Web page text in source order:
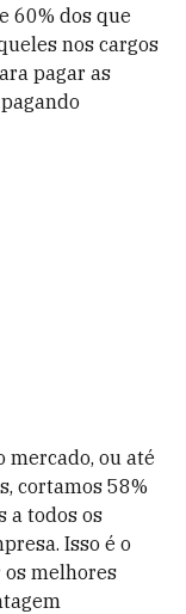
60% dos que
nos cargos
pagar as
mercado, ou até
cortamos 58%
a todos os
Isso é o
os melhores